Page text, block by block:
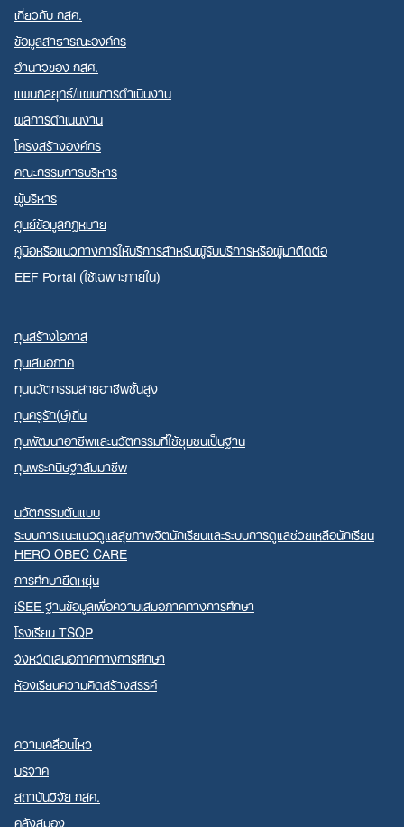
เกี่ยวกับ กสศ.
ข้อมูลสาธารณะองค์กร
อำนาจของ กสศ.
แผนกลยุทธ์/แผนการดำเนินงาน
ผลการดำเนินงาน
โครงสร้างองค์กร
คณะกรรมการบริหาร
ผู้บริหาร
ศูนย์ข้อมูลกฎหมาย
คู่มือหรือแนวทางการให้บริการสำหรับผู้รับบริการหรือผู้มาติดต่อ
EEF Portal (ใช้เฉพาะภายใน)
ทุนสร้างโอกาส
ทุนเสมอภาค
ทุนนวัตกรรมสายอาชีพชั้นสูง
ทุนครูรัก(ษ์)ถิ่น
ทุนพัฒนาอาชีพและนวัตกรรมที่ใช้ชุมชนเป็นฐาน
ทุนพระกนิษฐาสัมมาชีพ
นวัตกรรมต้นแบบ
ระบบการแนะแนวดูแลสุขภาพจิตนักเรียนและระบบการดูแลช่วยเหลือนักเรียน
HERO OBEC CARE
การศึกษายืดหยุ่น
iSEE ฐานข้อมูลเพื่อความเสมอภาคทางการศึกษา
โรงเรียน TSQP
จังหวัดเสมอภาคทางการศึกษา
ห้องเรียนความคิดสร้างสรรค์
ความเคลื่อนไหว
บริจาค
สถาบันวิจัย กสศ.